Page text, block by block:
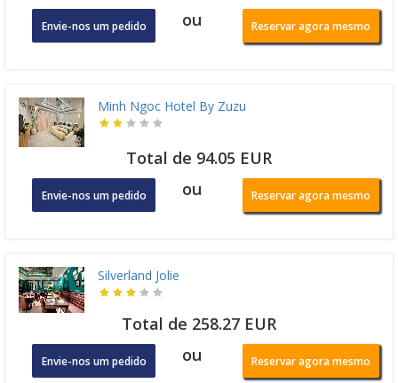
Envie-nos um pedido ou Reservar agora mesmo
Minh Ngoc Hotel By Zuzu
Total de 94.05 EUR
Envie-nos um pedido ou Reservar agora mesmo
Silverland Jolie
Total de 258.27 EUR
Envie-nos um pedido ou Reservar agora mesmo